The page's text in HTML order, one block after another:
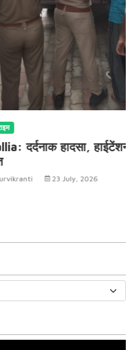
करेंट से पिता-पुत्र की